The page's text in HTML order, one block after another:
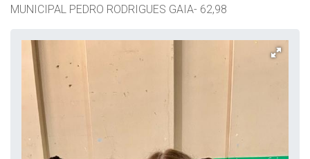
MUNICIPAL PEDRO RODRIGUES GAIA- 62,98